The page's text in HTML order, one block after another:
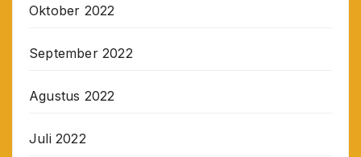
Oktober 2022
September 2022
Agustus 2022
Juli 2022